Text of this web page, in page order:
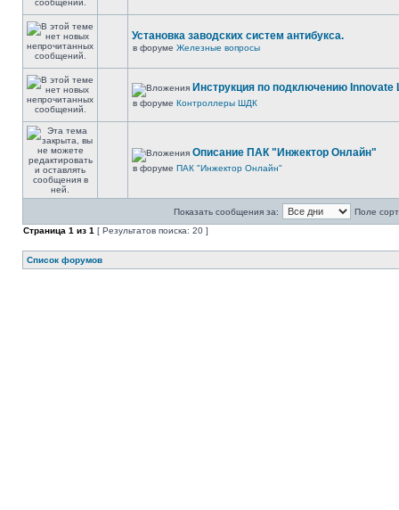
Установка заводских систем антибукса.
в форуме Железные вопросы
Инструкция по подключению Innovate
в форуме Контроллеры ШДК
Описание ПАК "Инжектор Онлайн"
в форуме ПАК "Инжектор Онлайн"
Показать сообщения за:
Поле
Страница 1 из 1 [ Результатов поиска: 20 ]
Список форумов